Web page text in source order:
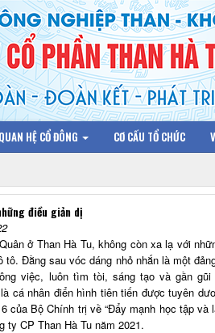
QUAN HỆ CỔ ĐÔNG CƠ CẤU TỔ CHỨC
điều giản dị
ở Than Hà Tu, không còn xa lạ với
tô. Đằng sau vóc dáng nhỏ nhắn là một
việc, luôn tìm tòi, sáng tạo và gần
cá nhân điển hình tiên tiến được tuyên
của Bộ Chính trị về “Đẩy mạnh học tập và
ty CP Than Hà Tu năm 2021.